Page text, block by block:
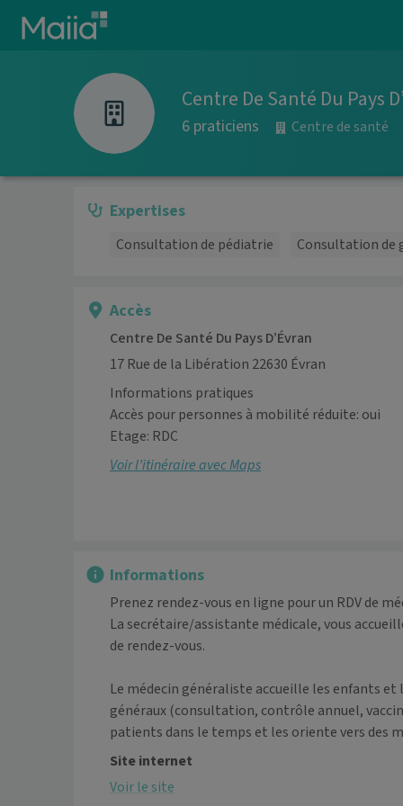
Aller au contenu principal
Centre De Santé Du Pays
6 praticiens Centre de santé
Expertises
Consultation de pédiatrie Consultation de
Accès
Centre De Santé Du Pays D’Évran
17 Rue de la Libération 22630 Évran
Informations pratiques
Accès pour personnes à mobilité réduite: oui
Etage: RDC
Voir l’itinéraire avec Maps
Informations
Prenez rendez-vous en ligne pour un RDV de
La secrétaire/assistante médicale, vous
de rendez-vous.
Le médecin généraliste accueille les enfants
généraux (consultation, contrôle annuel,
patients dans le temps et les oriente vers des
Site internet
Voir le site